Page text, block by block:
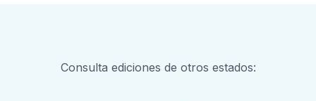
Consulta ediciones de otros estados: